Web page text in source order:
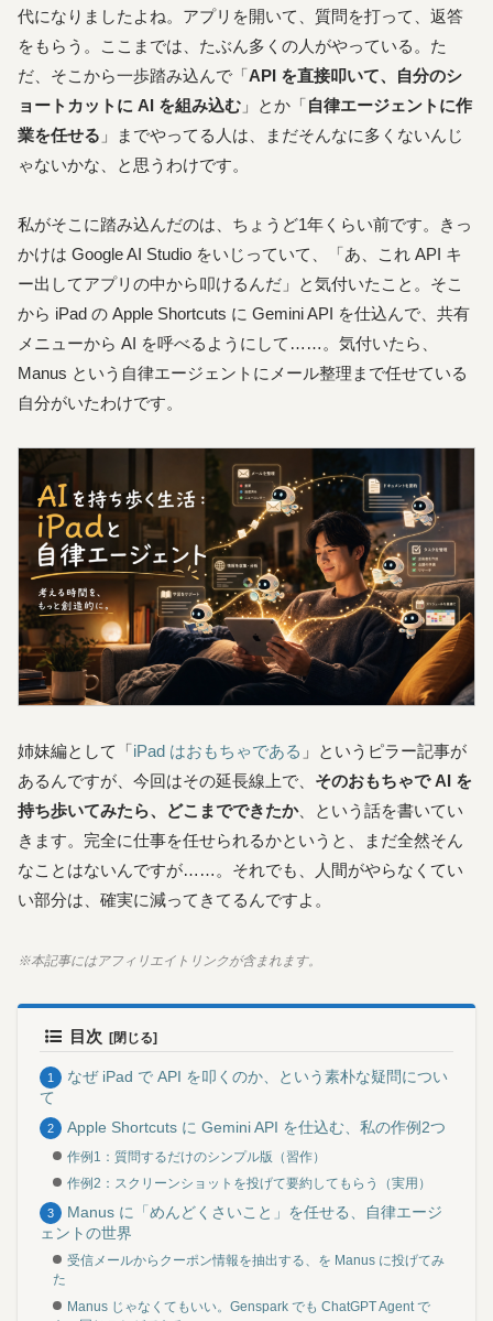
代になりましたよね。アプリを開いて、質問を打って、返答
をもらう。ここまでは、たぶん多くの人がやっている。た
だ、そこから一歩踏み込んで「API を直接叩いて、自分のシ
ョートカットに AI を組み込む 」とか「自律エージェントに作
業を任せる 」までやってる人は、まだそんなに多くないんじ
ゃないかな、と思うわけです。
私がそこに踏み込んだのは、ちょうど1年くらい前です。きっ
かけは Google AI Studio をいじっていて、「あ、これ API キ
ー出してアプリの中から叩けるんだ」と気付いたこと。そこ
から iPad の Apple Shortcuts に Gemini API を仕込んで、共有
メニューから AI を呼べるようにして……。気付いたら、
Manus という自律エージェントにメール整理まで任せている
自分がいたわけです。
姉妹編として「iPad はおもちゃである 」というピラー記事が
あるんですが、今回はその延長線上で、 そのおもちゃで AI を
持ち歩いてみたら、どこまでできたか、という話を書いてい
きます。完全に仕事を任せられるかというと、まだ全然そん
なことはないんですが……。それでも、人間がやらなくてい
い部分は、確実に減ってきてるんですよ。
※本記事にはアフィリエイトリンクが含まれます。
目次
なぜ iPad で API を叩くのか、という素朴な疑問につい
て
Apple Shortcuts に Gemini API を仕込む、私の作例2つ
作例1：質問するだけのシンプル版（習作）
作例2：スクリーンショットを投げて要約してもらう（実用）
Manus に「めんどくさいこと」を任せる、自律エージ
ェントの世界
受信メールからクーポン情報を抽出する、を Manus に投げてみ
た
Manus じゃなくてもいい。Genspark でも ChatGPT Agent で